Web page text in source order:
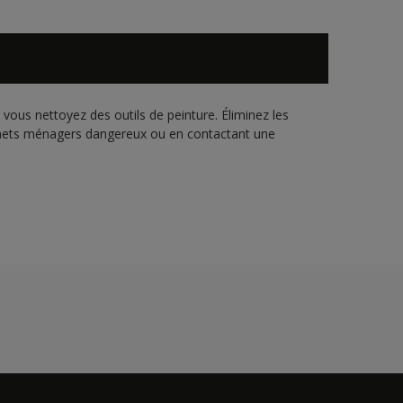
nettoyez des outils de peinture. Éliminez les
ménagers dangereux ou en contactant une